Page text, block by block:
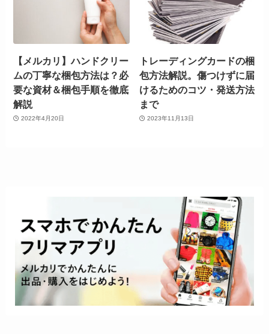
【メルカリ】ハンドクリー
ムの丁寧な梱包方法は？必
要な資材＆梱包手順を徹底
解説
2022年4月20日
トレーディングカードの梱
包方法解説。傷つけずに届
けるためのコツ・発送方法
まで
2023年11月13日